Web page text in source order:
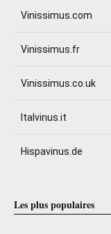
Vinissimus.com
Vinissimus.fr
Vinissimus.co.uk
Italvinus.it
Hispavinus.de
Les plus populaires